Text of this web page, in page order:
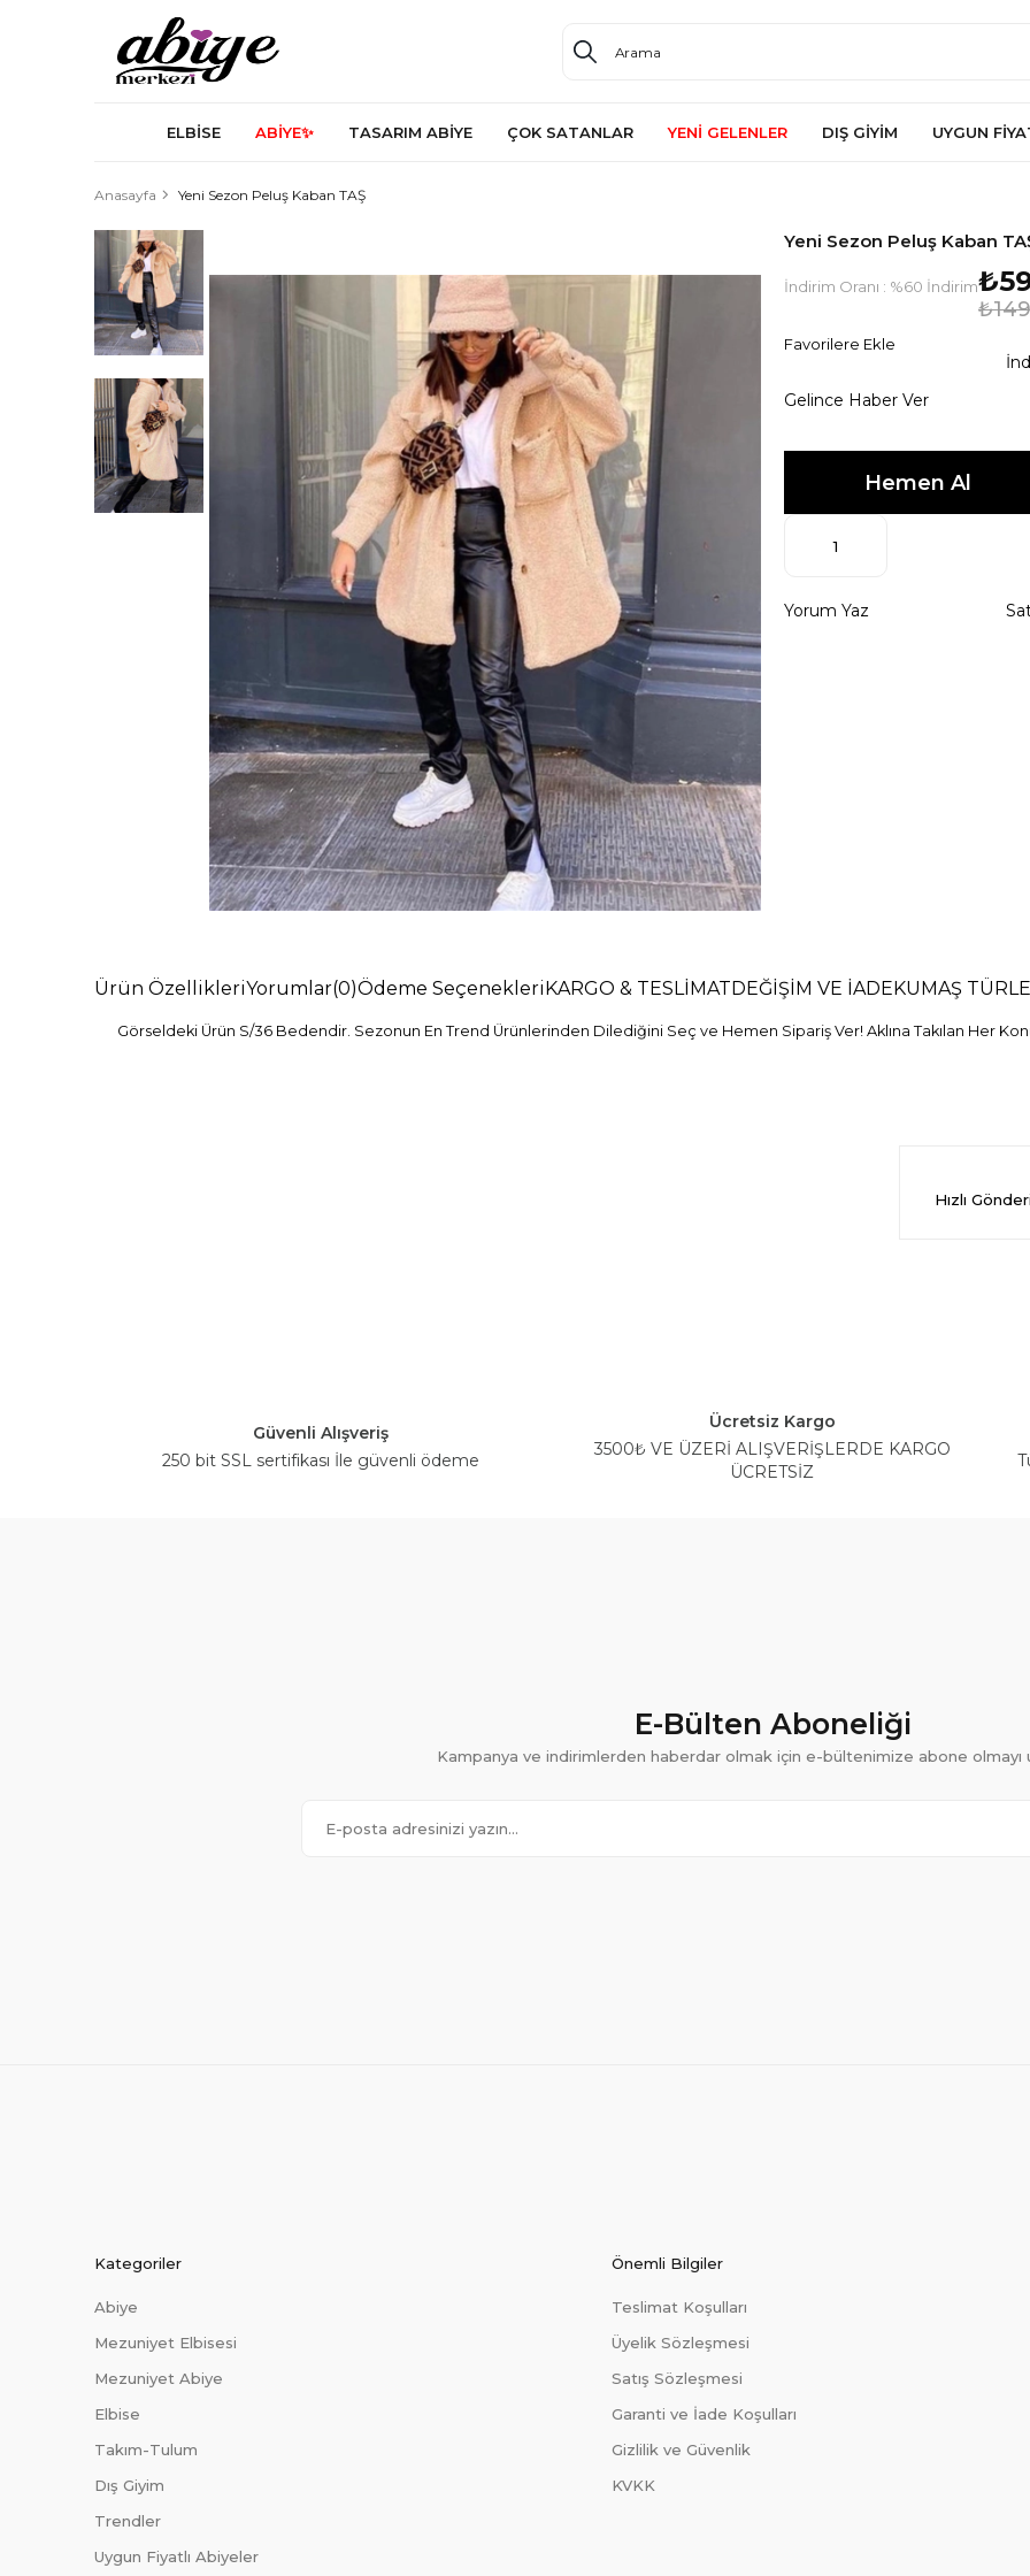
ELBİSE ABİYE✨ TASARIM ABİYE ÇOK SATANLAR YENİ GELENLER DIŞ GİYİM UYGUN
Anasayfa Yeni Sezon Peluş Kaban TAŞ
Yeni Sezon Peluş Kaban
İndirim Oranı : %60 İndirim
Favorilere Ekle
Gelince Haber Ver
Yorum Yaz
Ürün ÖzellikleriYorumlar(0)Ödeme Seçenekleri KARGO & TESLİMAT DEĞİŞİM VE İADE KUMAŞ
Görseldeki Ürün S/36 Bedendir. Sezonun En Trend Ürünlerinden Dilediğini Seç ve Hemen Sipariş Ver! Aklına Takılan Her
Hızlı
Güvenli Alışveriş
250 bit SSL sertifikası İle güvenli ödeme
Ücretsiz Kargo
3500₺ VE ÜZERİ ALIŞVERİŞLERDE KARGO
ÜCRETSİZ
E-Bülten Aboneliği
Kampanya ve indirimlerden haberdar olmak için e-bültenimize abone olmayı
Kategoriler
Abiye
Mezuniyet Elbisesi
Mezuniyet Abiye
Elbise
Takım-Tulum
Dış Giyim
Trendler
Uygun Fiyatlı Abiyeler
Önemli Bilgiler
Teslimat Koşulları
Üyelik Sözleşmesi
Satış Sözleşmesi
Garanti ve İade Koşulları
Gizlilik ve Güvenlik
KVKK